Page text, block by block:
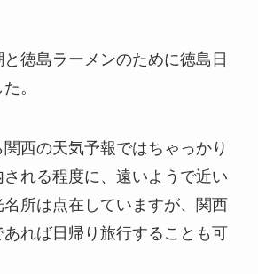
徳島ラーメンのために徳島日
。
西の天気予報ではちゃっかり
れる程度に、遠いようで近い
所は点在していますが、関西
れば日帰り旅行することも可